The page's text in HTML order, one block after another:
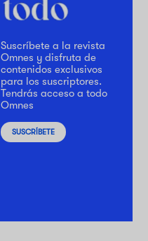
Suscríbete a la revista
Omnes y disfruta de
contenidos exclusivos
para los suscriptores.
Tendrás acceso a todo
Omnes
SUSCRÍBETE